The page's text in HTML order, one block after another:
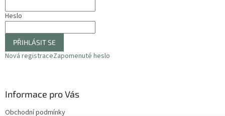
Heslo
PŘIHLÁSIT SE
Nová registraceZapomenuté heslo
Informace pro Vás
Obchodní podmínky